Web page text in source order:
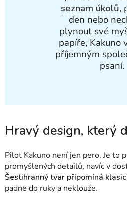
seznam úkolů,
den nebo
plynout své
papíře, Kakuno
příjemným
psaní.
Hravý design, který
Pilot Kakuno není jen pero. Je to
promyšlených detailů, navíc v
Šestihranný tvar připomíná
padne do ruky a neklouže.